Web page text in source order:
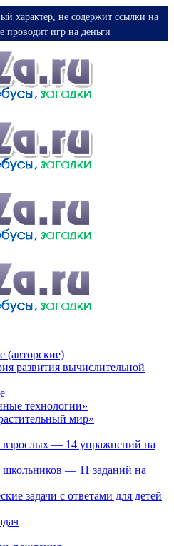
характер, не содержит ссылки на
проводит игр на деньги
(авторские)
развития вычислительной
технологии»
мир»
взрослых — 14 упражнений на
школьников — 11 заданий на
задачи с ответами для детей